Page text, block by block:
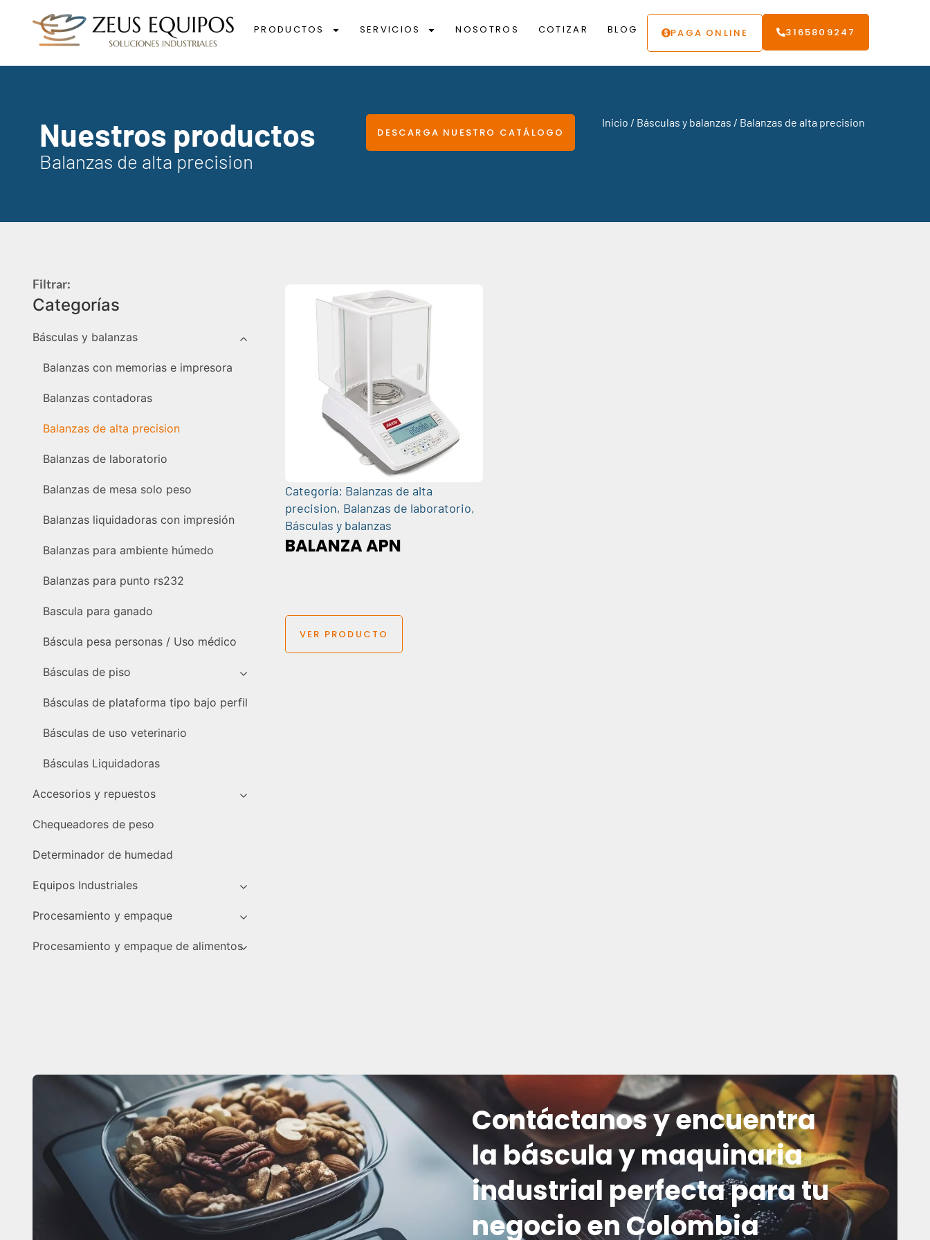
PRODUCTOS SERVICIOS NOSOTROS COTIZAR BLOG PAGA ONLINE 3165809247
Nuestros productos
Balanzas de alta precision
DESCARGA NUESTRO CATÁLOGO
Inicio / Básculas y balanzas / Balanzas de alta precision
Filtrar:
Categorías
Básculas y balanzas
Balanzas con memorias e impresora
Balanzas contadoras
Balanzas de alta precision
Balanzas de laboratorio
Balanzas de mesa solo peso
Balanzas liquidadoras con impresión
Balanzas para ambiente húmedo
Balanzas para punto rs232
Bascula para ganado
Báscula pesa personas / Uso médico
Básculas de piso
Básculas de plataforma tipo bajo perfil
Básculas de uso veterinario
Básculas Liquidadoras
Accesorios y repuestos
Chequeadores de peso
Determinador de humedad
Equipos Industriales
Procesamiento y empaque
Procesamiento y empaque de alimentos
Categoría: Balanzas de alta
precision, Balanzas de laboratorio,
Básculas y balanzas
BALANZA APN
VER PRODUCTO
Contáctanos y encuentra
la báscula y maquinaria
industrial perfecta para tu
negocio en Colombia